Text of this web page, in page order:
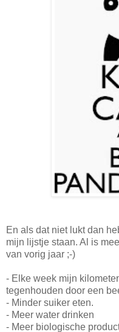
En als dat niet lukt dan
mijn lijstje staan. Al is
van vorig jaar ;-)
- Elke week mijn
tegenhouden door een
- Minder suiker eten.
- Meer water drinken
- Meer biologische